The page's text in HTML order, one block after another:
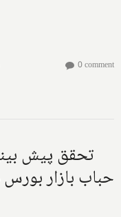
0 comment
تحقق پیش
حباب بازار